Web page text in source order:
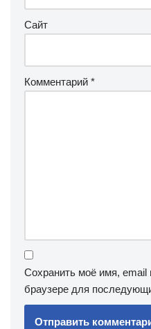
Сайт
Комментарий *
Сохранить моё имя, email
браузере для